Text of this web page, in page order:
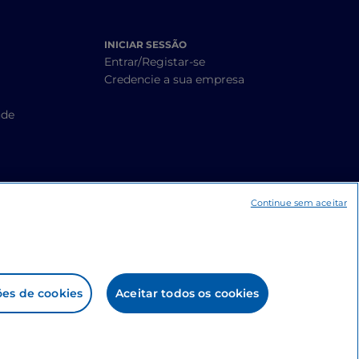
INICIAR SESSÃO
Entrar/Registar-se
Credencie a sua empresa
de cookies Aceitar todos os cookies
Continue sem aceitar